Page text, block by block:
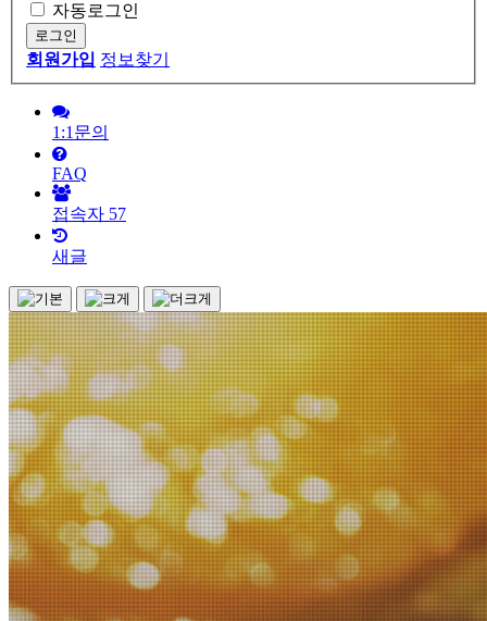
자동로그인
회원가입 정보찾기
1:1문의
FAQ
접속자 57
새글